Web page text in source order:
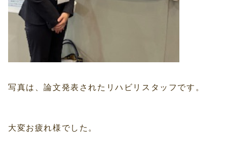
写真は、論文発表されたリハビリスタッフです。
大変お疲れ様でした。